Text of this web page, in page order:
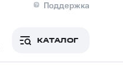
Поддержка
КАТАЛОГ